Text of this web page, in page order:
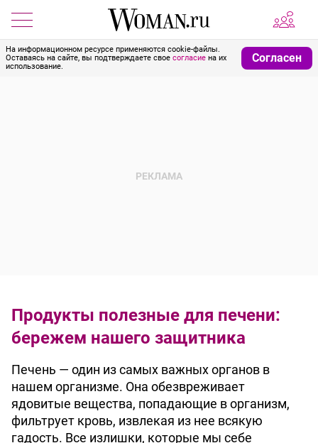
На информационном ресурсе применяются cookie-файлы.
Оставаясь на сайте, вы подтверждаете свое согласие на их
использование.
Согласен
Продукты полезные для печени:
бережем нашего защитника
Печень — один из самых важных органов в
нашем организме. Она обезвреживает
ядовитые вещества, попадающие в организм,
фильтрует кровь, извлекая из нее всякую
гадость. Все излишки, которые мы себе